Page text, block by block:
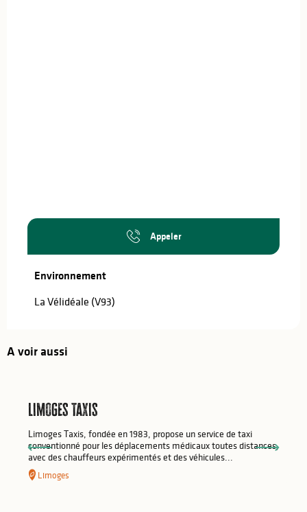
Appeler
Environnement
Environnement
La Vélidéale (V93)
A voir aussi
Limoges Taxis
Limoges Taxis, fondée en 1983, propose un service de taxi
conventionné pour les déplacements médicaux toutes distances,
avec des chauffeurs expérimentés et des véhicules...
Limoges